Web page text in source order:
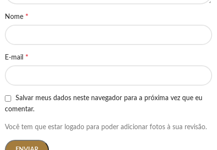
Nome *
E-mail *
Salvar meus dados neste navegador para a próxima vez que eu
comentar.
Você tem que estar logado para poder adicionar fotos à sua revisão.